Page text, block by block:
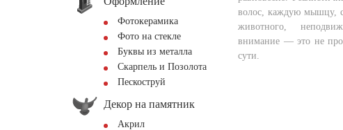
Фотокерамика
Фото на стекле
Буквы из металла
Скарпель и Позолота
Пескоструй
Декор на памятник
Акрил
волос, каждую мышцу,
животного,
внимание — это не
сути.